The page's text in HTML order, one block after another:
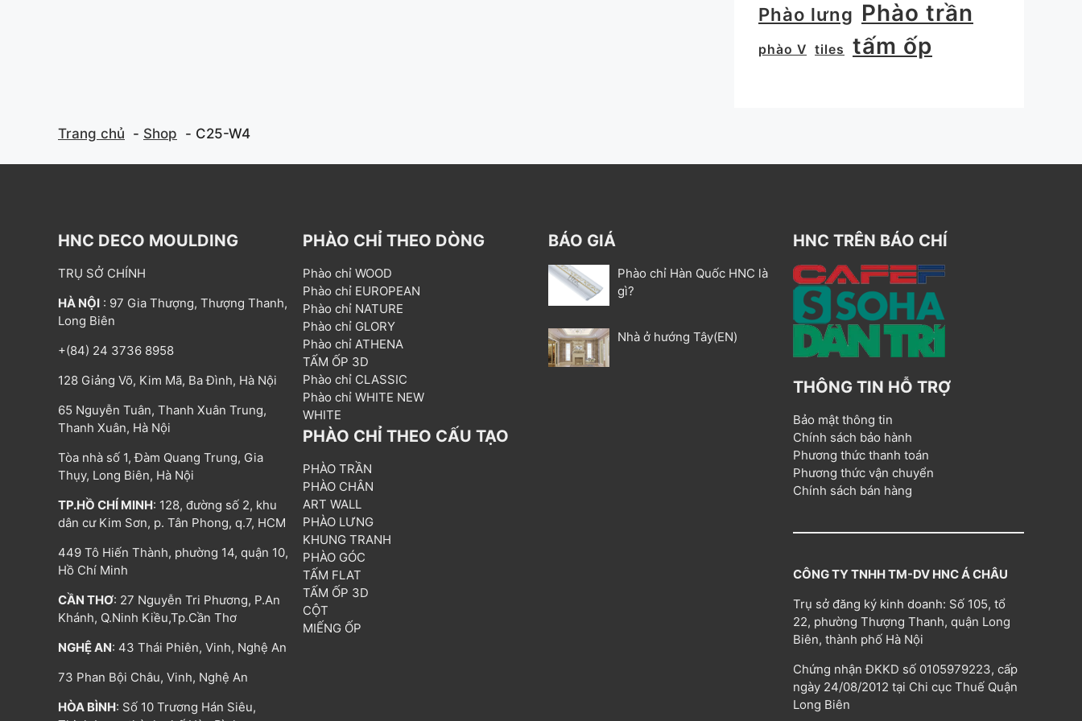
Phào lưng Phào trần
phào V tiles tấm ốp
Trang chủ Shop C25-W4
HNC DECO MOULDING
TRỤ SỞ CHÍNH
HÀ NỘI : 97 Gia Thượng, Thượng Thanh,
Long Biên
+(84) 24 3736 8958
128 Giảng Võ, Kim Mã, Ba Đình, Hà Nội
65 Nguyễn Tuân, Thanh Xuân Trung,
Thanh Xuân, Hà Nội
Tòa nhà số 1, Đàm Quang Trung, Gia
Thụy, Long Biên, Hà Nội
TP.HỒ CHÍ MINH: 128, đường số 2, khu
dân cư Kim Sơn, p. Tân Phong, q.7, HCM
449 Tô Hiến Thành, phường 14, quận 10,
Hồ Chí Minh
CẦN THƠ: 27 Nguyễn Tri Phương, P.An
Khánh, Q.Ninh Kiều,Tp.Cần Thơ
NGHỆ AN: 43 Thái Phiên, Vinh, Nghệ An
73 Phan Bội Châu, Vinh, Nghệ An
HÒA BÌNH: Số 10 Trương Hán Siêu,
PHÀO CHỈ THEO DÒNG
Phào chỉ WOOD
Phào chỉ EUROPEAN
Phào chỉ NATURE
Phào chỉ GLORY
Phào chỉ ATHENA
TẤM ỐP 3D
Phào chỉ CLASSIC
Phào chỉ WHITE NEW
WHITE
PHÀO CHỈ THEO CẤU TẠO
PHÀO TRẦN
PHÀO CHÂN
ART WALL
PHÀO LƯNG
KHUNG TRANH
PHÀO GÓC
TẤM FLAT
TẤM ỐP 3D
CỘT
MIẾNG ỐP
BÁO GIÁ
Phào chỉ Hàn Quốc HNC là
gì?
Nhà ở hướng Tây(EN)
HNC TRÊN BÁO CHÍ
THÔNG TIN HỖ TRỢ
Bảo mật thông tin
Chính sách bảo hành
Phương thức thanh toán
Phương thức vận chuyển
Chính sách bán hàng
CÔNG TY TNHH TM-DV HNC Á CHÂU
Trụ sở đăng ký kinh doanh: Số 105, tổ
22, phường Thượng Thanh, quận Long
Biên, thành phố Hà Nội
Chứng nhận ĐKKD số 0105979223, cấp
ngày 24/08/2012 tại Chi cục Thuế Quận
Long Biên